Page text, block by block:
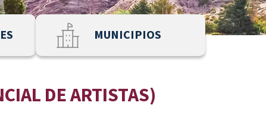
MUNICIPIOS
DE ARTISTAS)